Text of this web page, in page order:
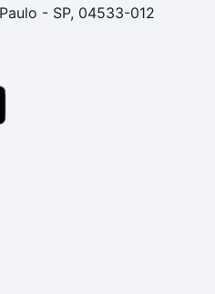
- SP, 04533-012